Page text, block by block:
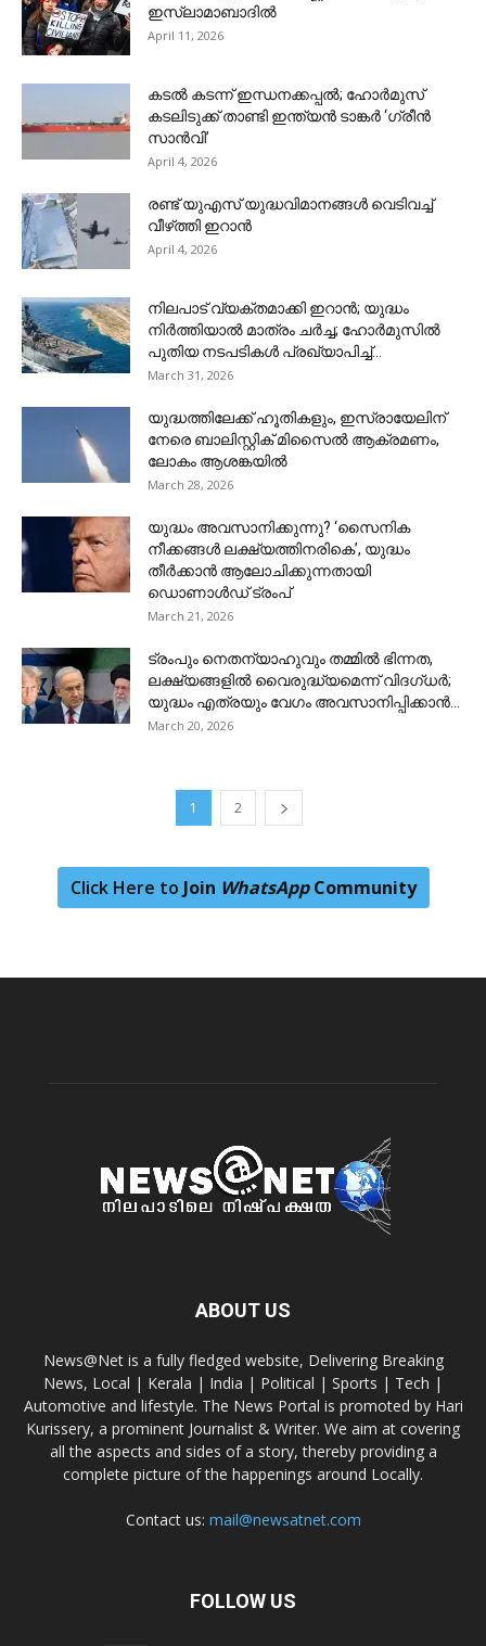
ഇസ്ലാമാബാദിൽ
April 11, 2026
കടൽ കടന്ന് ഇന്ധനക്കപ്പൽ; ഹോർമുസ്
കടലിടുക്ക് താണ്ടി ഇന്ത്യൻ ടാങ്കർ ‘ഗ്രീൻ
സാൻവി’
April 4, 2026
രണ്ട് യുഎസ് യുദ്ധവിമാനങ്ങൾ വെ‌ടിവച്ച്
വീഴ്‌ത്തി ഇറാൻ
April 4, 2026
നിലപാട് വ്യക്തമാക്കി ഇറാൻ; യുദ്ധം
നിർത്തിയാൽ മാത്രം ചർച്ച; ഹോർമുസിൽ
പുതിയ നടപടികൾ പ്രഖ്യാപിച്ച്...
March 31, 2026
യുദ്ധത്തിലേക്ക് ഹൂതികളും, ഇസ്രായേലിന്
നേരെ ബാലിസ്റ്റിക് മിസൈൽ ആക്രമണം,
ലോകം ആശങ്കയിൽ
March 28, 2026
യുദ്ധം അവസാനിക്കുന്നു? ‘സൈനിക
നീക്കങ്ങള്‍ ലക്ഷ്യത്തിനരികെ’, യുദ്ധം
തീര്‍ക്കാന്‍ ആലോചിക്കുന്നതായി
ഡൊണാൾഡ് ട്രംപ്
March 21, 2026
ട്രംപും നെതന്യാഹുവും തമ്മിൽ ഭിന്നത,
ലക്ഷ്യങ്ങളിൽ വൈരുദ്ധ്യമെന്ന് വിദഗ്ധർ;
യുദ്ധം എത്രയും വേഗം അവസാനിപ്പിക്കാൻ...
March 20, 2026
1 2
Click Here to Join WhatsAppCommunity
ABOUT US
News@Net is a fully fledged website, Delivering Breaking
News, Local | Kerala | India | Political | Sports | Tech |
Automotive and lifestyle. The News Portal is promoted by Hari
Kurissery, a prominent Journalist & Writer. We aim at covering
all the aspects and sides of a story, thereby providing a
complete picture of the happenings around Locally.
Contact us: mail@newsatnet.com
FOLLOW US